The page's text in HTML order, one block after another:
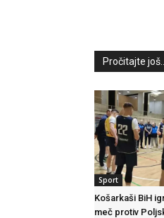
Pročitajte još...
Sport
Košarkaši BiH
meč protiv